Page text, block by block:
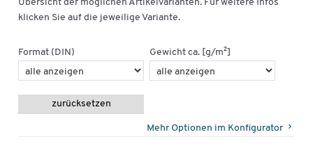
Übersicht der möglichen Artikelvarianten. Für weitere Infos
klicken Sie auf die jeweilige Variante.
Format (DIN) Gewicht ca. [g/m²]
zurücksetzen
Mehr Optionen im Konfigurator